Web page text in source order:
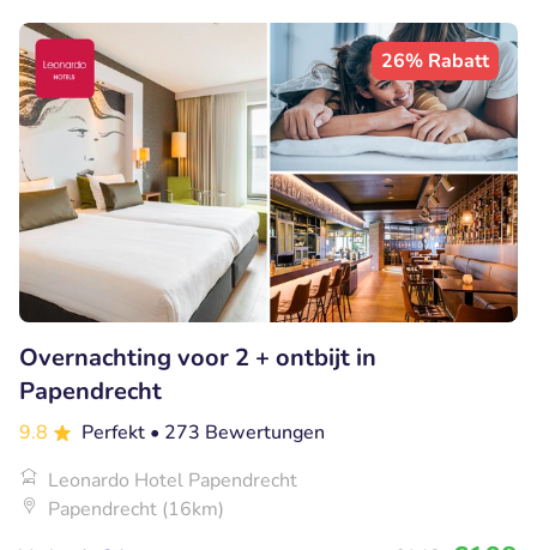
26% Rabatt
Overnachting voor 2 + ontbijt in
Papendrecht
9.8 Perfekt • 273 Bewertungen
Leonardo Hotel Papendrecht
Papendrecht (16km)